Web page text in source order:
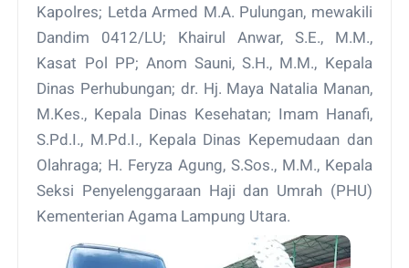
Kapolres; Letda Armed M.A. Pulungan, mewakili
Dandim 0412/LU; Khairul Anwar, S.E., M.M.,
Kasat Pol PP; Anom Sauni, S.H., M.M., Kepala
Dinas Perhubungan; dr. Hj. Maya Natalia Manan,
M.Kes., Kepala Dinas Kesehatan; Imam Hanafi,
S.Pd.I., M.Pd.I., Kepala Dinas Kepemudaan dan
Olahraga; H. Feryza Agung, S.Sos., M.M., Kepala
Seksi Penyelenggaraan Haji dan Umrah (PHU)
Kementerian Agama Lampung Utara.